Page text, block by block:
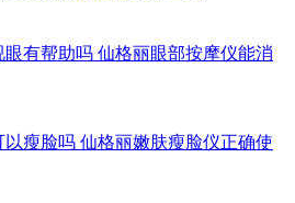
有帮助吗 仙格丽眼部按摩仪能消
瘦脸吗 仙格丽嫩肤瘦脸仪正确使